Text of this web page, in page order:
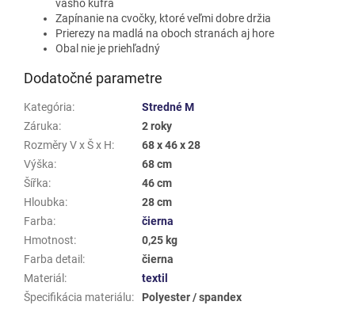
vášho kufra
Zapínanie na cvočky, ktoré veľmi dobre držia
Prierezy na madlá na oboch stranách aj hore
Obal nie je priehľadný
Dodatočné parametre
Kategória:
Stredné M
Záruka:
2 roky
Rozměry V x Š x H:
68 x 46 x 28
Výška:
68 cm
Šířka:
46 cm
Hloubka:
28 cm
Farba:
čierna
Hmotnost:
0,25 kg
Farba detail :
čierna
Materiál :
textil
Špecifikácia materiálu:
Polyester / spandex